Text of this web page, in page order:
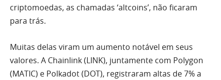
criptomoedas, as chamadas ‘altcoins’, não ficaram
para trás.
Muitas delas viram um aumento notável em seus
valores. A Chainlink (LINK), juntamente com Polygon
(MATIC) e Polkadot (DOT), registraram altas de 7% a